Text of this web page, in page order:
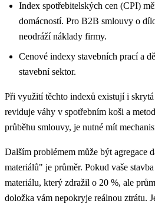
Index spotřebitelských cen (CPI)
domácností. Pro B2B smlouvy o
neodráží náklady firmy.
Cenové indexy stavebních prací a
stavební sektor.
Při využití těchto indexů existují i
reviduje váhy v spotřebním koši a
průběhu smlouvy, je nutné mít
Dalším problémem může být agregace
materiálů" je průměr. Pokud vaše
materiálu, který zdražil o 20 %, ale
doložka vám nepokryje reálnou ztrátu.